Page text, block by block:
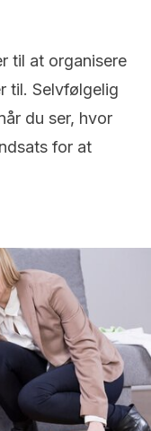
til at organisere
til. Selvfølgelig
du ser, hvor
for at